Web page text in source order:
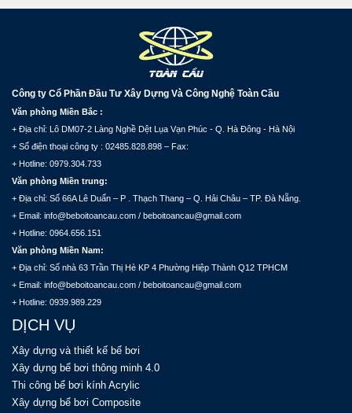
Công ty Cổ Phần Đầu Tư Xây Dựng Và Công Nghệ Toàn Cầu
Văn phòng Miền Bắc :
+ Địa chỉ: Lô DM07-2 Làng Nghề Dệt Lụa Vạn Phúc - Q. Hà Đông - Hà Nội
+ Số điện thoại công ty : 02485.828.898 – Fax:
+ Hotline: 0979.304.733
Văn phòng Miền trung:
+ Địa chỉ: Số 66A Lê Duẩn – P . Thạch Thang – Q. Hải Châu – TP. Đà Nẵng.
+ Email: info@beboitoancau.com / beboitoancau@gmail.com
+ Hotline: 0964.656.151
Văn phòng Miền Nam:
+ Địa chỉ: Số nhà 63 Trần Thị Hè KP 4 Phường Hiệp Thành Q12 TPHCM
+ Email: info@beboitoancau.com / beboitoancau@gmail.com
+ Hotline: 0939.989.229
DỊCH VỤ
Xây dựng và thiết kế bể bơi
Xây dựng bể bơi thông minh 4.0
Thi công bể bơi kính Acrylic
Xây dựng bể bơi Composite